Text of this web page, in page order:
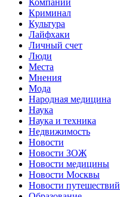
Компании
Криминал
Культура
Лайфхаки
Личный счет
Люди
Места
Мнения
Мода
Народная медицина
Наука
Наука и техника
Недвижимость
Новости
Новости ЗОЖ
Новости медицины
Новости Москвы
Новости путешествий